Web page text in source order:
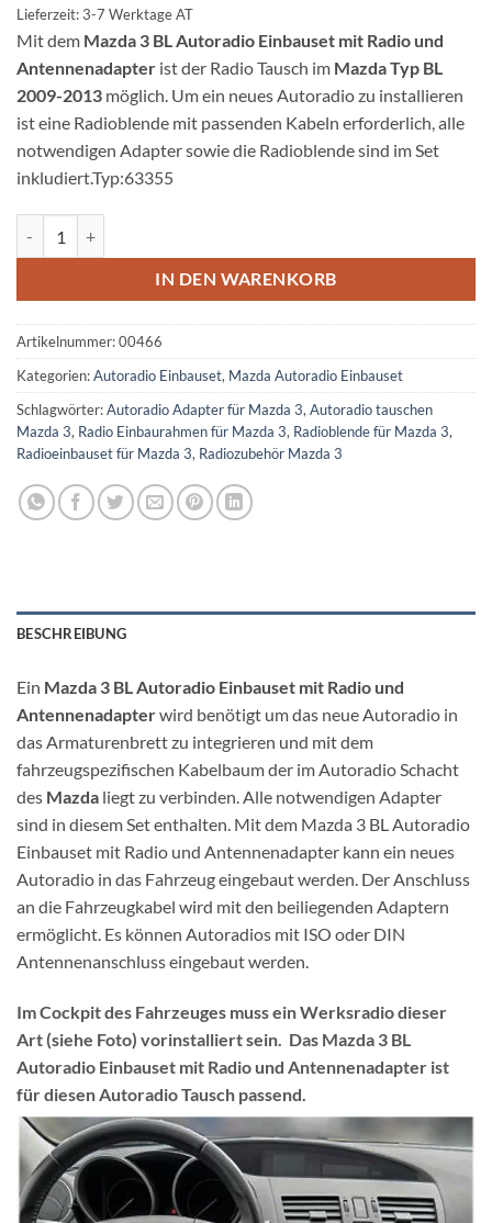
Lieferzeit: 3-7 Werktage AT
Mit dem Mazda 3 BL Autoradio Einbauset mit Radio und
Antennenadapter ist der Radio Tausch im Mazda Typ BL
2009-2013 möglich. Um ein neues Autoradio zu installieren
ist eine Radioblende mit passenden Kabeln erforderlich, alle
notwendigen Adapter sowie die Radioblende sind im Set
inkludiert.Typ:63355
IN DEN WARENKORB
Artikelnummer:00466
Kategorien:Autoradio Einbauset, Mazda Autoradio Einbauset
Schlagwörter:Autoradio Adapter für Mazda 3, Autoradio tauschen
Mazda 3, Radio Einbaurahmen für Mazda 3, Radioblende für Mazda 3,
Radioeinbauset für Mazda 3, Radiozubehör Mazda 3
BESCHREIBUNG
Ein Mazda 3 BL Autoradio Einbauset mit Radio und
Antennenadapterwird benötigt um das neue Autoradio in
das Armaturenbrett zu integrieren und mit dem
fahrzeugspezifischen Kabelbaum der im Autoradio Schacht
des Mazda liegt zu verbinden. Alle notwendigen Adapter
sind in diesem Set enthalten. Mit dem Mazda 3 BL Autoradio
Einbauset mit Radio und Antennenadapter kann ein neues
Autoradio in das Fahrzeug eingebaut werden. Der Anschluss
an die Fahrzeugkabel wird mit den beiliegenden Adaptern
ermöglicht. Es können Autoradios mit ISO oder DIN
Antennenanschluss eingebaut werden.
Im Cockpit des Fahrzeuges muss ein Werksradio dieser
Art (siehe Foto) vorinstalliert sein. Das Mazda 3 BL
Autoradio Einbauset mit Radio und Antennenadapter ist
für diesen Autoradio Tausch passend.